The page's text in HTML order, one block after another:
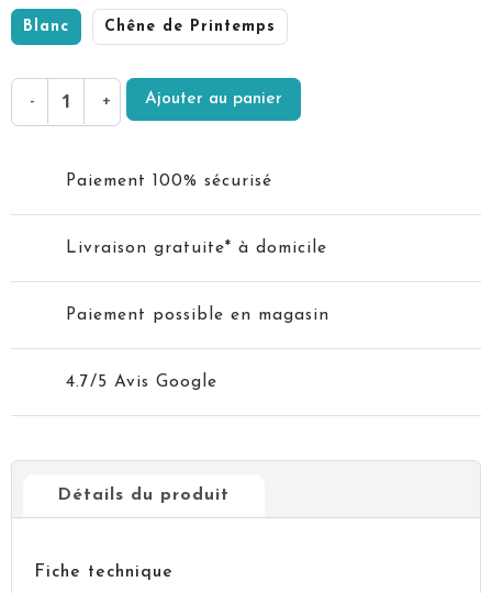
Blanc Chêne de Printemps
- + Ajouter au panier
Paiement 100% sécurisé
Livraison gratuite* à domicile
Paiement possible en magasin
4.7/5 Avis Google
Détails du produit
Fiche technique